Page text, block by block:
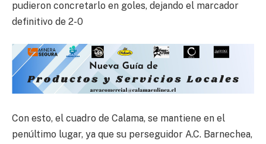
pudieron concretarlo en goles, dejando el marcador
definitivo de 2-0
Con esto, el cuadro de Calama, se mantiene en el
penúltimo lugar, ya que su perseguidor A.C. Barnechea,